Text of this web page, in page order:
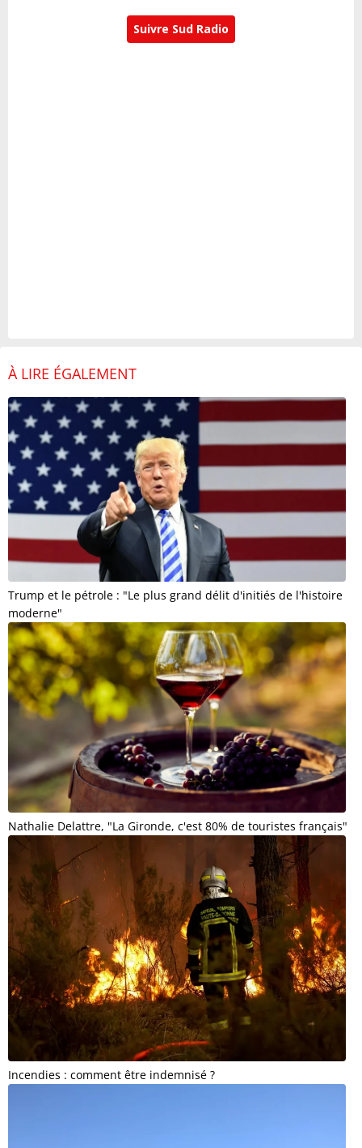
Suivre Sud Radio
À LIRE ÉGALEMENT
Trump et le pétrole : "Le plus grand délit d'initiés de l'histoire
moderne"
Nathalie Delattre, "La Gironde, c'est 80% de touristes français"
Incendies : comment être indemnisé ?